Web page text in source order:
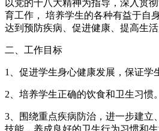
以党的十八大精神为指导，深入贯
育工作， 培养学生的各种有益于自
达到预防疾病、促进健康、提高生
二、工作目标
1、促进学生身心健康发展，保证学
2、培养学生正确的饮食和卫生习惯
3、围绕重点疾病防治，进一步建立
技能，养成良好的卫生行为习惯和